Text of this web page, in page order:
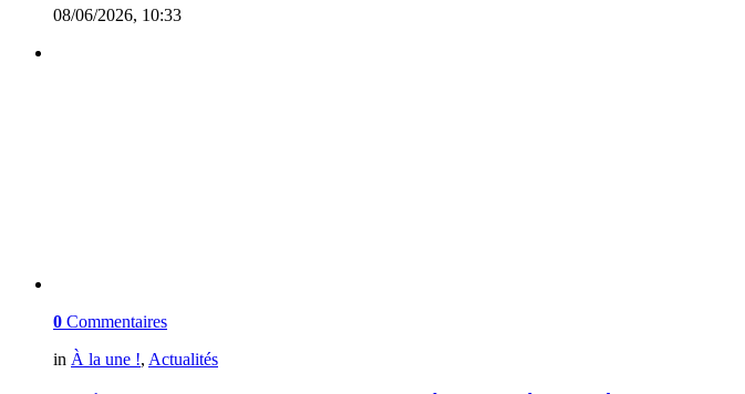
08/06/2026, 10:33
0 Commentaires
in À la une !, Actualités